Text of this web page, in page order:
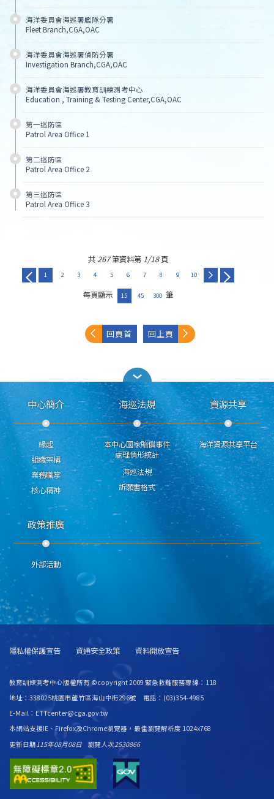
海洋委員會海巡署艦隊分署
Fleet Branch,CGA,OAC
海洋委員會海巡署偵防分署
Investigation Branch,CGA,OAC
海洋委員會海巡署教育訓練測考中心
Education , Training & Testing Center,CGA,OAC
第一巡防區
Patrol Area Office 1
第二巡防區
Patrol Area Office 2
第三巡防區
Patrol Area Office 3
共267筆資料第 1/18頁
1 2 3 4 5 6 7 8 9 10
每頁顯示 15 45 300 筆
回頁首 回上頁
中心簡介
緣起
組織架構
業務職掌
核心精神
海巡法規
本中心國家賠償事件
處理情形統計
海巡法規
訴願書格式
資源共享
海洋資源共享平台
政策推廣
外部活動
隱私權保護宣告 資通安全政策 資料開放宣告
教育訓練測考中心版權所有 ©copyright 2009 緊急救難服務專線：118
地址：338025桃園市蘆竹區海山中街296號 電話：(03)354-4985
E-Mail：ETTcenter@cga.gov.tw
本網站支援IE、Firefox及Chrome瀏覽器，最佳瀏覽解析度 1024x768
更新日期115年08月08日 瀏覽人次2530866